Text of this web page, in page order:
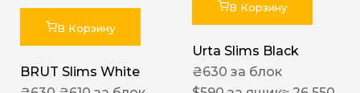
В Корзину
BRUT Slims White
В Корзину
Urta Slims Black
₴630 за блок